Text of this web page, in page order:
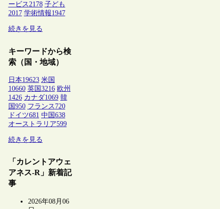
ービス2178 子ども
2017 学術情報1947
続きを見る
キーワードから検
索（国・地域）
日本19623 米国
10660 英国 3216 欧州
1426 カナダ1069 韓
国 950 フランス 720
ドイツ681 中国 638
オーストラリア599
続きを見る
「カレントアウェ
アネス-R」新着記
事
2026年08月06